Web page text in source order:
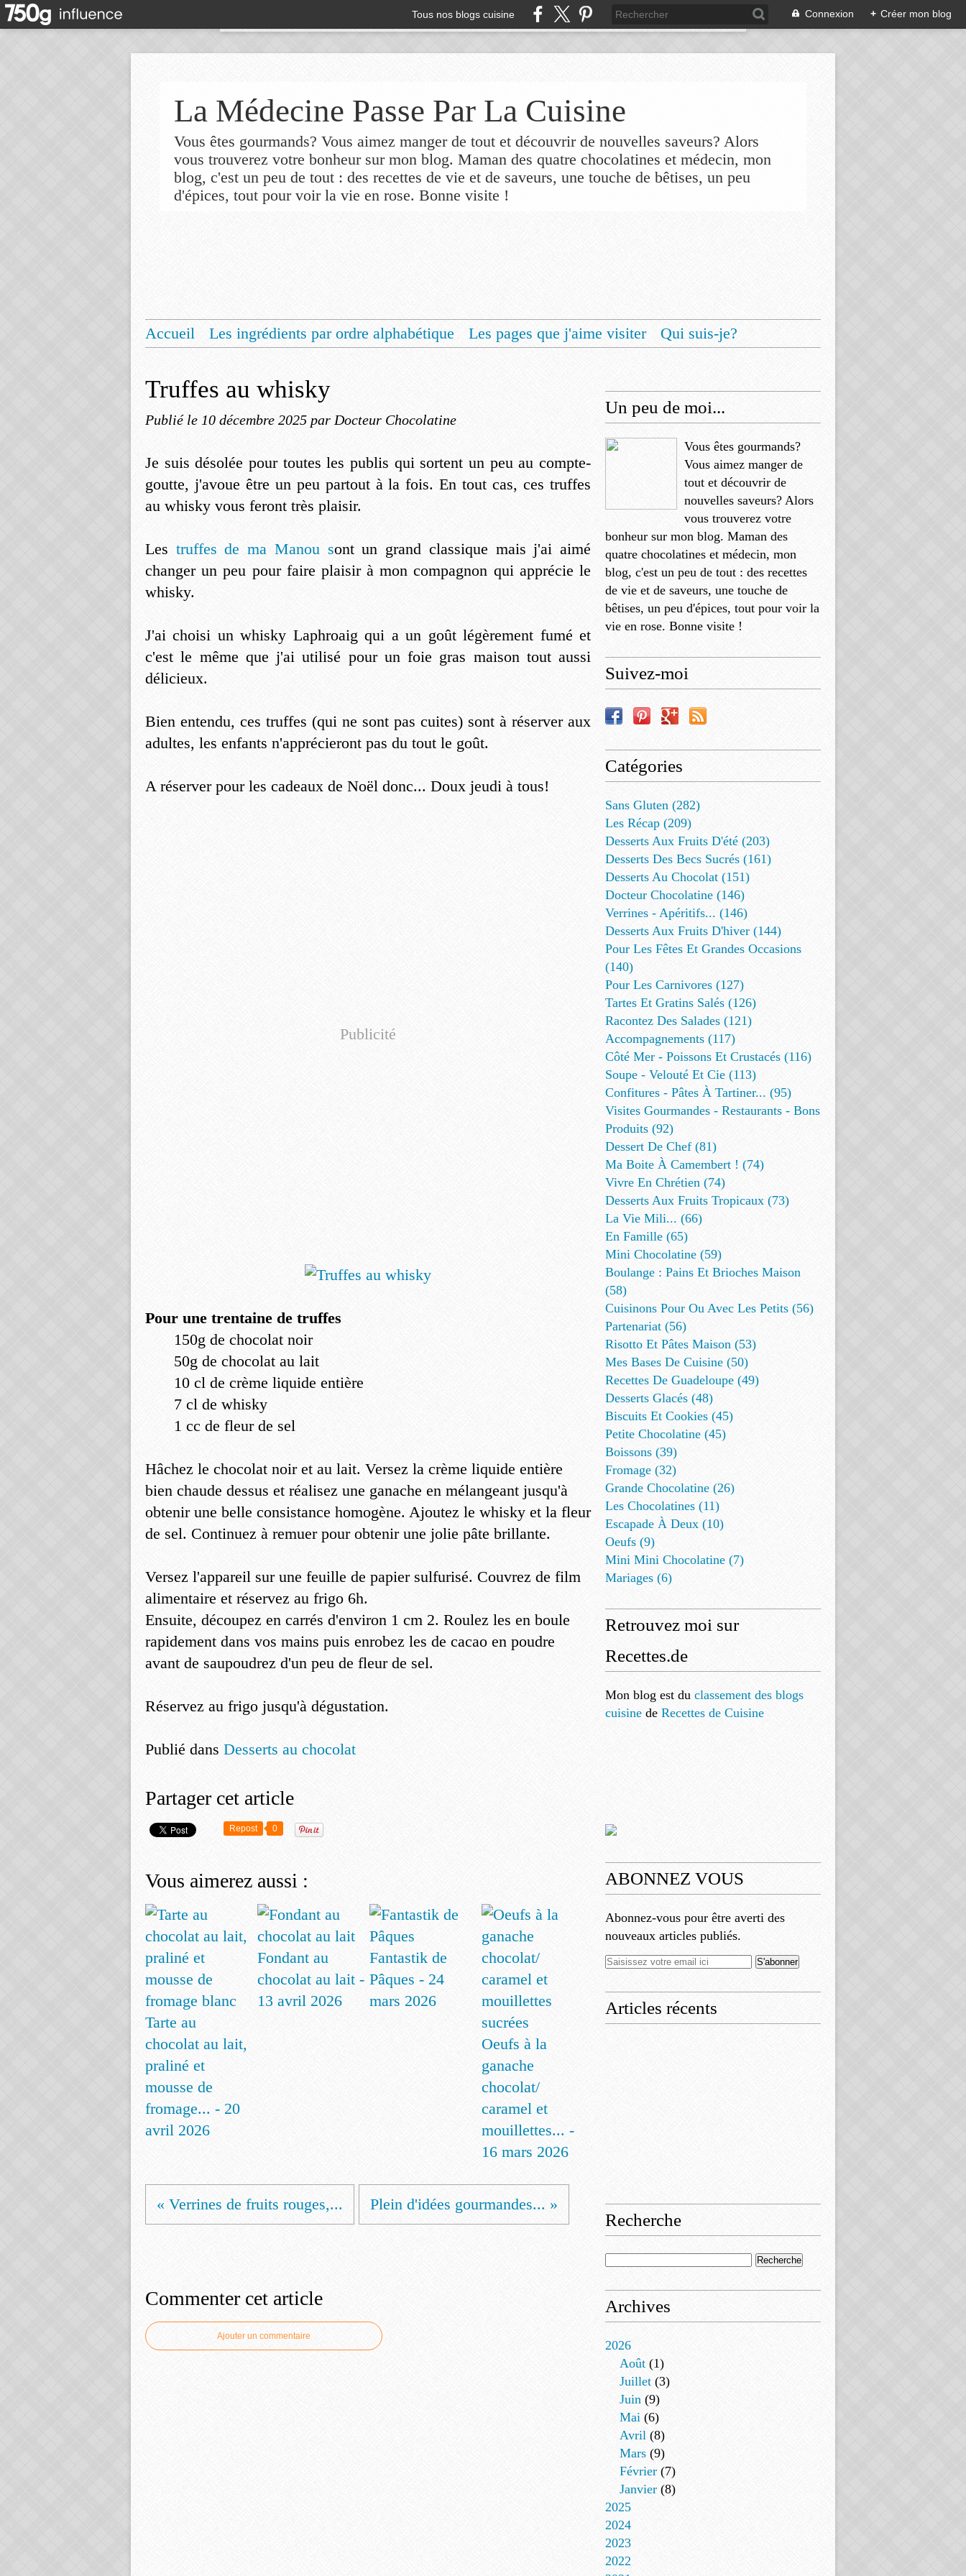
Tous nos blogs cuisine Connexion + Créer mon blog
La Médecine Passe Par La Cuisine
Vous êtes gourmands? Vous aimez manger de tout et découvrir de nouvelles saveurs? Alors
vous trouverez votre bonheur sur mon blog. Maman des quatre chocolatines et médecin, mon
blog, c'est un peu de tout : des recettes de vie et de saveurs, une touche de bêtises, un peu
d'épices, tout pour voir la vie en rose. Bonne visite !
Accueil Les ingrédients par ordre alphabétique Les pages que j'aime visiter
Qui suis-je?
Truffes au whisky
Publié le 10 décembre 2025 par Docteur Chocolatine
Je suis désolée pour toutes les publis qui sortent un peu au compte-
goutte, j'avoue être un peu partout à la fois. En tout cas, ces truffes
au whisky vous feront très plaisir.
Les truffes de ma Manou sont un grand classique mais j'ai aimé
changer un peu pour faire plaisir à mon compagnon qui apprécie le
whisky.
J'ai choisi un whisky Laphroaig qui a un goût légèrement fumé et
c'est le même que j'ai utilisé pour un foie gras maison tout aussi
délicieux.
Bien entendu, ces truffes (qui ne sont pas cuites) sont à réserver aux
adultes, les enfants n'apprécieront pas du tout le goût.
A réserver pour les cadeaux de Noël donc... Doux jeudi à tous!
Publicité
Pour une trentaine de truffes
150g de chocolat noir
50g de chocolat au lait
10 cl de crème liquide entière
7 cl de whisky
1 cc de fleur de sel
Hâchez le chocolat noir et au lait. Versez la crème liquide entière
bien chaude dessus et réalisez une ganache en mélangeant jusqu'à
obtenir une belle consistance homogène. Ajoutez le whisky et la fleur
de sel. Continuez à remuer pour obtenir une jolie pâte brillante.
Versez l'appareil sur une feuille de papier sulfurisé. Couvrez de film
alimentaire et réservez au frigo 6h.
Ensuite, découpez en carrés d'environ 1 cm 2. Roulez les en boule
rapidement dans vos mains puis enrobez les de cacao en poudre
avant de saupoudrez d'un peu de fleur de sel.
Réservez au frigo jusqu'à dégustation.
Publié dans Desserts au chocolat
Partager cet article
Repost 0
Vous aimerez aussi :
Tarte au
chocolat au lait,
praliné et
mousse de
fromage... - 20
avril 2026
Fondant au
chocolat au lait -
13 avril 2026
Fantastik de
Pâques - 24
mars 2026
Oeufs à la
ganache
chocolat/
caramel et
mouillettes... -
16 mars 2026
« Verrines de fruits rouges,... Plein d'idées gourmandes... »
Commenter cet article
Ajouter un commentaire
Un peu de moi...
Vous êtes gourmands?
Vous aimez manger de
tout et découvrir de
nouvelles saveurs? Alors
vous trouverez votre
bonheur sur mon blog. Maman des
quatre chocolatines et médecin, mon
blog, c'est un peu de tout : des recettes
de vie et de saveurs, une touche de
bêtises, un peu d'épices, tout pour voir la
vie en rose. Bonne visite !
Suivez-moi
Catégories
Sans Gluten (282)
Les Récap (209)
Desserts Aux Fruits D'été (203)
Desserts Des Becs Sucrés (161)
Desserts Au Chocolat (151)
Docteur Chocolatine (146)
Verrines - Apéritifs... (146)
Desserts Aux Fruits D'hiver (144)
Pour Les Fêtes Et Grandes Occasions
(140)
Pour Les Carnivores (127)
Tartes Et Gratins Salés (126)
Racontez Des Salades (121)
Accompagnements (117)
Côté Mer - Poissons Et Crustacés (116)
Soupe - Velouté Et Cie (113)
Confitures - Pâtes À Tartiner... (95)
Visites Gourmandes - Restaurants - Bons
Produits (92)
Dessert De Chef (81)
Ma Boite À Camembert ! (74)
Vivre En Chrétien (74)
Desserts Aux Fruits Tropicaux (73)
La Vie Mili... (66)
En Famille (65)
Mini Chocolatine (59)
Boulange : Pains Et Brioches Maison
(58)
Cuisinons Pour Ou Avec Les Petits (56)
Partenariat (56)
Risotto Et Pâtes Maison (53)
Mes Bases De Cuisine (50)
Recettes De Guadeloupe (49)
Desserts Glacés (48)
Biscuits Et Cookies (45)
Petite Chocolatine (45)
Boissons (39)
Fromage (32)
Grande Chocolatine (26)
Les Chocolatines (11)
Escapade À Deux (10)
Oeufs (9)
Mini Mini Chocolatine (7)
Mariages (6)
Retrouvez moi sur
Recettes.de
Mon blog est du classement des blogs
cuisine de Recettes de Cuisine
ABONNEZ VOUS
Abonnez-vous pour être averti des
nouveaux articles publiés.
Articles récents
Recherche
Archives
2026
Août (1)
Juillet (3)
Juin (9)
Mai (6)
Avril (8)
Mars (9)
Février (7)
Janvier (8)
2025
2024
2023
2022